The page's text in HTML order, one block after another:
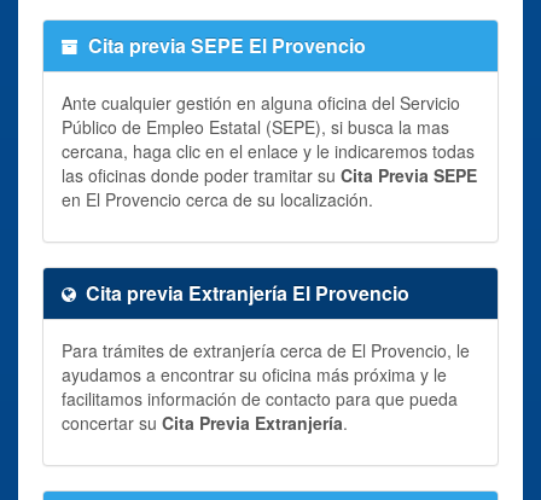
Cita previa SEPE El Provencio
Ante cualquier gestión en alguna oficina del Servicio
Público de Empleo Estatal (SEPE), si busca la mas
cercana, haga clic en el enlace y le indicaremos todas
las oficinas donde poder tramitar su Cita Previa SEPE
en El Provencio cerca de su localización.
Cita previa Extranjería El Provencio
Para trámites de extranjería cerca de El Provencio, le
ayudamos a encontrar su oficina más próxima y le
facilitamos información de contacto para que pueda
concertar su Cita Previa Extranjería.